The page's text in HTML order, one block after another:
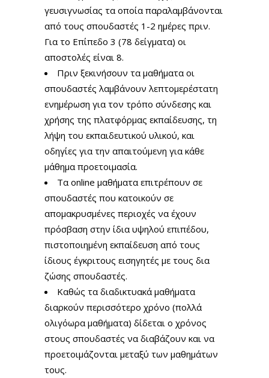
γευσιγνωσίας τα οποία παραλαμβάνονται
από τους σπουδαστές 1-2 ημέρες πριν.
Για το Επίπεδο 3 (78 δείγματα) οι
αποστολές είναι 8.
Πριν ξεκινήσουν τα μαθήματα οι
σπουδαστές λαμβάνουν λεπτομερέστατη
ενημέρωση για τον τρόπο σύνδεσης και
χρήσης της πλατφόρμας εκπαίδευσης, τη
λήψη του εκπαιδευτικού υλικού, και
οδηγίες για την απαιτούμενη για κάθε
μάθημα προετοιμασία.
Τα online μαθήματα επιτρέπουν σε
σπουδαστές που κατοικούν σε
απομακρυσμένες περιοχές να έχουν
πρόσβαση στην ίδια υψηλού επιπέδου,
πιστοποιημένη εκπαίδευση από τους
ίδιους έγκριτους εισηγητές με τους δια
ζώσης σπουδαστές.
Καθώς τα διαδικτυακά μαθήματα
διαρκούν περισσότερο χρόνο (πολλά
ολιγόωρα μαθήματα) δίδεται ο χρόνος
στους σπουδαστές να διαβάζουν και να
προετοιμάζονται μεταξύ των μαθημάτων
τους.